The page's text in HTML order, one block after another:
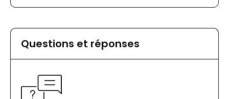
Questions et réponses